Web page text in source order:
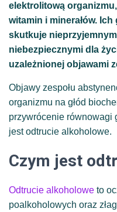
elektrolitową
witamin i minerałów.
skutkuje
niebezpiecznymi dla
uzależnionej objawami
Objawy zespołu
organizmu na głód
przywrócenie równowagi
jest odtrucie alkoholowe.
Czym jest
Odtrucie alkoholowe to
poalkoholowych oraz